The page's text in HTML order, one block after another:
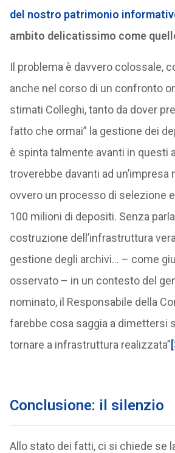
del nostro patrimonio
ambito delicatissimo come
Il problema è davvero colossale,
anche nel corso di un confronto
stimati Colleghi, tanto da dover
fatto che ormai” la gestione dei
è spinta talmente avanti in questi
troverebbe davanti ad un’impresa
ovvero un processo di selezione
100 milioni di depositi. Senza
costruzione dell’infrastruttura
gestione degli archivi… – come
osservato – in un contesto del
nominato, il Responsabile della
farebbe cosa saggia a dimettersi
tornare a infrastruttura realizzata”
Conclusione: il silenzio
Allo stato dei fatti, ci si chiede se